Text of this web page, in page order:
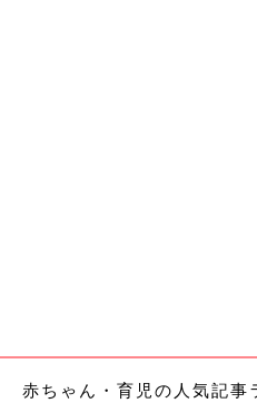
赤ちゃん・育児の人気記事